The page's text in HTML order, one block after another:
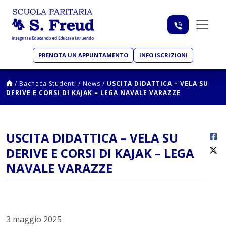
PRENOTA UN APPUNTAMENTO INFO ISCRIZIONI
/ Bacheca Studenti / News / USCITA DIDATTICA – VELA SU
DERIVE E CORSI DI KAJAK – LEGA NAVALE VARAZZE
USCITA DIDATTICA – VELA SU
DERIVE E CORSI DI KAJAK – LEGA
NAVALE VARAZZE
3 maggio 2025